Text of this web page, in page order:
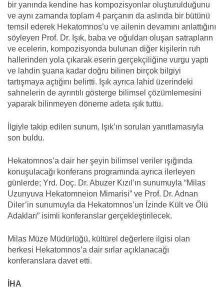
bir yanında kendine has kompozisyonlar oluşturulduğunu
ve aynı zamanda toplam 4 parçanın da aslında bir bütünü
temsil ederek Hekatomnos’u ve ailenin devamını anlattığını
söyleyen Prof. Dr. Işık, baba ve oğuldan oluşan satrapların
ve ecelerin, kompozisyonda bulunan diğer kişilerin ruh
hallerinden yola çıkarak eserin gerçekçiliğine vurgu yaptı
ve lahdin şuana kadar doğru bilinen birçok bilgiyi
tartışmaya açtığını belirtti. Işık ayrıca lahid üzerindeki
sahnelerin de ayrıntılı gösterge bilimsel çözümlemesini
yaparak bilinmeyen döneme adeta ışık tuttu.
İlgiyle takip edilen sunum, Işık’ın soruları yanıtlamasıyla
son buldu.
Hekatomnos’a dair her şeyin bilimsel veriler ışığında
konuşulacağı konferans programında ayrıca ilerleyen
günlerde; Yrd. Doç. Dr. Abuzer Kızıl’ın sunumuyla “Milas
Uzunyuva Hekatomneion Mimarisi” ve Prof. Dr. Adnan
Diler’in sunumuyla da Hekatomnos’un İzinde Kült ve Ölü
Adakları” isimli konferanslar gerçekleştirilecek.
Milas Müze Müdürlüğü, kültürel değerlere ilgisi olan
herkesi Hekatomnos’a dair sırlar açıklanacağı
konferanslara davet etti.
İHA